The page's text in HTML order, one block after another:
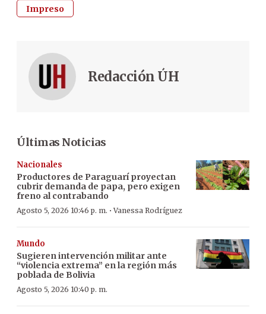
Impreso
Redacción ÚH
Últimas Noticias
Nacionales
Productores de Paraguarí proyectan
cubrir demanda de papa, pero exigen
freno al contrabando
Agosto 5, 2026 10:46 p. m. ·Vanessa Rodríguez
Mundo
Sugieren intervención militar ante
“violencia extrema” en la región más
poblada de Bolivia
Agosto 5, 2026 10:40 p. m.